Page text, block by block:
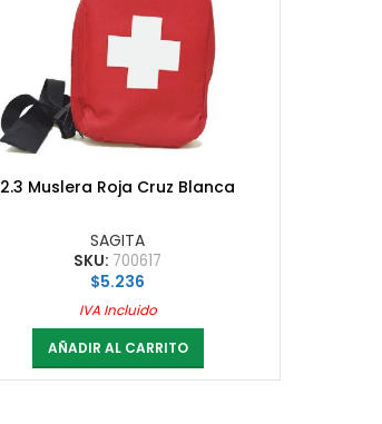
2.3 Muslera Roja Cruz Blanca
SAGITA
SKU: 700617
$5.236
IVA Incluido
AÑADIR AL CARRITO